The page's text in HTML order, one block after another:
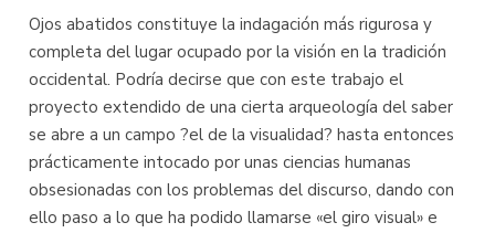
Ojos abatidos constituye la indagación más rigurosa y
completa del lugar ocupado por la visión en la tradición
occidental. Podría decirse que con este trabajo el
proyecto extendido de una cierta arqueología del saber
se abre a un campo ?el de la visualidad? hasta entonces
prácticamente intocado por unas ciencias humanas
obsesionadas con los problemas del discurso, dando con
ello paso a lo que ha podido llamarse «el giro visual» e